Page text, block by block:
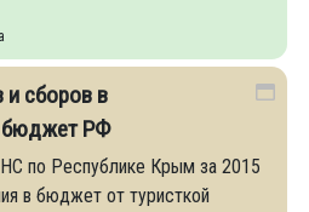
и сборов в
бюджет РФ
по Республике Крым за 2015
в бюджет от туристкой